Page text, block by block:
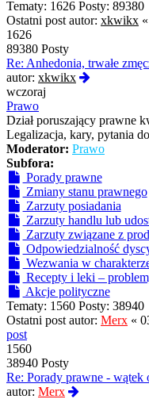
Tematy: 1626 Posty: 89380
Ostatni post autor: xkwikx «
1626
89380 Posty
Re: Anhedonia, trwałe
autor: xkwikx
wczoraj
Prawo
Dział poruszający prawne
Legalizacja, kary, pytania
Moderator: Prawo
Subfora:
Porady prawne
Zmiany stanu prawnego
Zarzuty posiadania
Zarzuty handlu lub
Zarzuty związane z
Odpowiedzialność
Wezwania w
Recepty i leki –
Akcje polityczne
Tematy: 1560 Posty: 38940
Ostatni post autor: Merx «
post
1560
38940 Posty
Re: Porady prawne -
autor: Merx